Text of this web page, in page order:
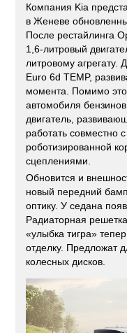
Компания Kia
в Женеве
После рестайлинга
1,6-литровый
литровому агрегату.
Euro 6d TEMP,
момента. Помимо
автомобиля
двигатель,
работать совместно
роботизированной
сцеплениями.
Обновится и
новый передний
оптику. У седана
Радиаторная
«улыбка тигра»
отделку. Предложат
колесных дисков.